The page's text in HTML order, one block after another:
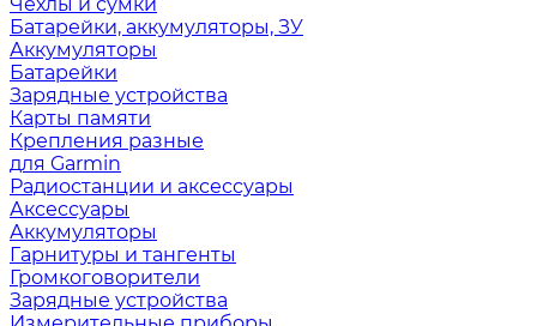
Батарейки, аккумуляторы, ЗУ
Аккумуляторы
Батарейки
Зарядные устройства
Карты памяти
Крепления разные
для Garmin
Радиостанции и аксессуары
Аксессуары
Аккумуляторы
Гарнитуры и тангенты
Громкоговорители
Зарядные устройства